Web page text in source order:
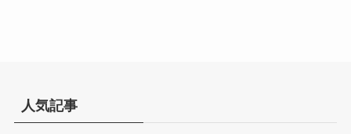
人気記事